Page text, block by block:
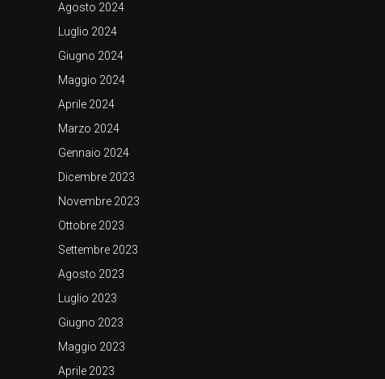
Agosto 2024
Luglio 2024
Giugno 2024
Maggio 2024
Aprile 2024
Marzo 2024
Gennaio 2024
Dicembre 2023
Novembre 2023
Ottobre 2023
Settembre 2023
Agosto 2023
Luglio 2023
Giugno 2023
Maggio 2023
Aprile 2023